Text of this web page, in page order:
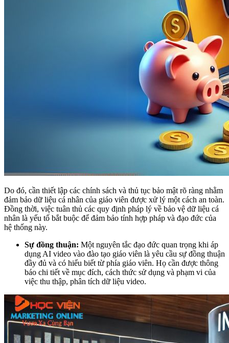
Do đó, cần thiết lập các chính sách và thủ tục bảo mật rõ ràng nhằm
đảm bảo dữ liệu cá nhân của giáo viên được xử lý một cách an toàn.
Đồng thời, việc tuân thủ các quy định pháp lý về bảo vệ dữ liệu cá
nhân là yếu tố bắt buộc để đảm bảo tính hợp pháp và đạo đức của
hệ thống này.
Sự đồng thuận: Một nguyên tắc đạo đức quan trọng khi áp
dụng AI video vào đào tạo giáo viên là yêu cầu sự đồng thuận
đầy đủ và có hiểu biết từ phía giáo viên. Họ cần được thông
báo chi tiết về mục đích, cách thức sử dụng và phạm vi của
việc thu thập, phân tích dữ liệu video.